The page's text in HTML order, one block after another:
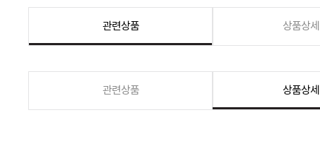
관련상품 상품상세
관련상품 상품상세